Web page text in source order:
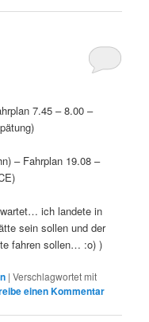
7.45 – 8.00 –
– Fahrplan 19.08 –
ich landete in
sein sollen und der
fahren sollen… :o) )
|Verschlagwortet mit
einen Kommentar